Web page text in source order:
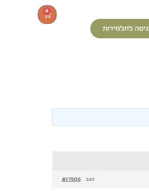
לתלמידות
0
#17506 הגב